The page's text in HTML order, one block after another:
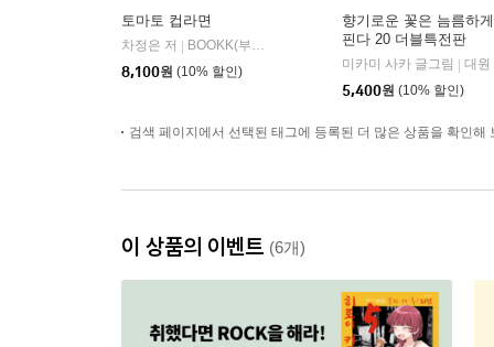
토마토 컵라면
차정은 저
BOOKK(부크크)
8,100원 (10% 할인)
향기로운 꽃은 늠름하게
핀다 20 더블특전판
미카미 사카 글그림
대원
5,400원 (10% 할인)
검색 페이지에서 선택된 태그에 등록된 더 많은 상품을 확인해
이 상품의 이벤트 (6개)